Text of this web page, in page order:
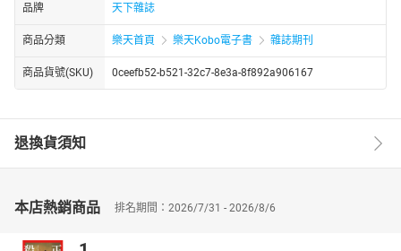
品牌 天下雜誌
商品分類 樂天首頁 樂天Kobo電子書 雜誌期刊
商品貨號(SKU) 0ceefb52-b521-32c7-8e3a-8f892a906167
退換貨須知
本店熱銷商品 排名期間：2026/7/31 - 2026/8/6